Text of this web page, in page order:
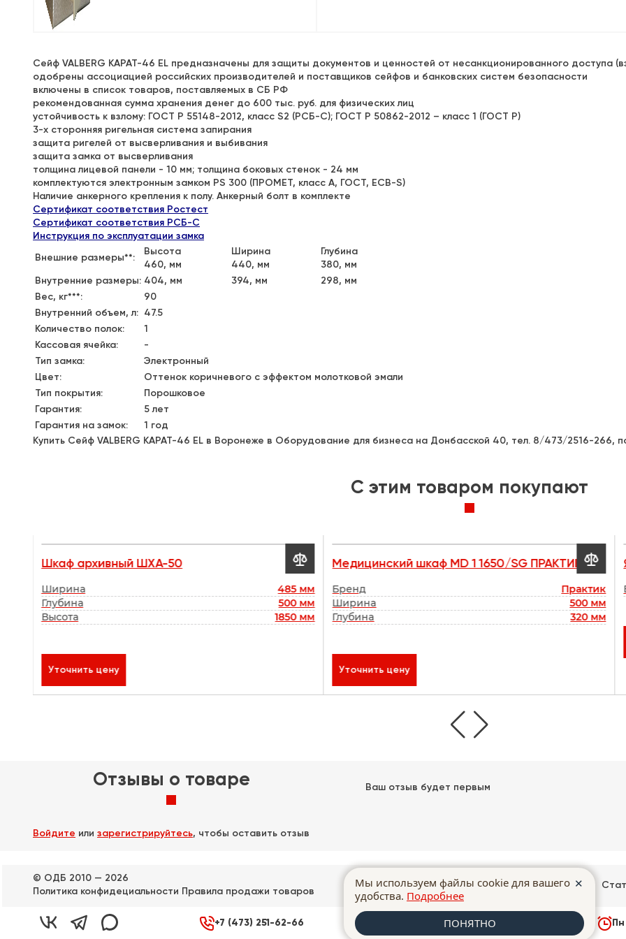
Сейф VALBERG КАРАТ-46 EL предназначены для защиты документов и ценностей от несанкционированного доступа
одобрены ассоциацией российских производителей и поставщиков сейфов и банковских систем безопасности
включены в список товаров, поставляемых в СБ РФ
рекомендованная сумма хранения денег до 600 тыс. руб. для физических лиц
устойчивость к взлому: ГОСТ Р 55148-2012, класс S2 (РСБ-С); ГОСТ Р 50862-2012 – класс 1 (ГОСТ Р)
3-х сторонняя ригельная система запирания
защита ригелей от высверливания и выбивания
защита замка от высверливания
толщина лицевой панели - 10 мм; толщина боковых стенок - 24 мм
комплектуются электронным замком PS 300 (ПРОМЕТ, класс А, ГОСТ, ECB-S)
Наличие анкерного крепления к полу. Анкерный болт в комплекте
Сертификат соответствия Ростест
Сертификат соответствия РСБ-С
Инструкция по эксплуатации замка
Внешние размеры**:
Высота
460, мм
Ширина
440, мм
Глубина
380, мм
Внутренние размеры: 404, мм 394, мм
298, мм
Вес, кг***:
90
Внутренний объем, л:
47.5
Количество полок:
1
Кассовая ячейка:
-
Тип замка:
Электронный
Цвет:
Оттенок коричневого с эффектом молотковой эмали
Тип покрытия:
Порошковое
Гарантия:
5 лет
Гарантия на замок:
1 год
Купить Сейф VALBERG КАРАТ-46 EL в Воронеже в Оборудование для бизнеса на Донбасской 40, тел. 8/473/2516-266,
C этим товаром покупают
Шкаф архивный ШХА-50
Ширина
485 мм
Глубина
500 мм
Высота
1850 мм
Уточнить цену
 Медицинский шкаф MD 1 1650/SG ПРАКТИК
Бренд
Практик
Ширина
500 мм
Глубина
320 мм
Уточнить цену

Отзывы о товаре
Войдите илизарегистрируйтесь, чтобы оставить отзыв
Ваш отзыв будет первым
© ОДБ 2010 — 2026
Политика конфидециальности Правила продажи товаров
ДоставкаГарантии
  +7 (473) 251-62-66 Воронеж, Донбасская 40 
Мы используем файлы cookie для вашего
удобства. Подробнее
✕
ПОНЯТНО